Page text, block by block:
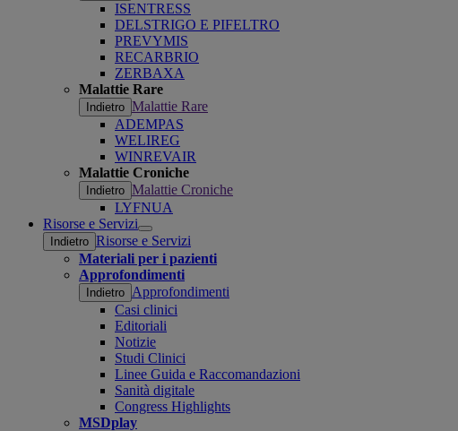
ISENTRESS
DELSTRIGO E PIFELTRO
PREVYMIS
RECARBRIO
ZERBAXA
Malattie Rare
Indietro Malattie Rare
ADEMPAS
WELIREG
WINREVAIR
Malattie Croniche
Indietro Malattie Croniche
LYFNUA
Risorse e Servizi
Open
submenu
Indietro Risorse e Servizi
Materiali per i pazienti
Approfondimenti
Indietro Approfondimenti
Casi clinici
Editoriali
Notizie
Studi Clinici
Linee Guida e Raccomandazioni
Sanità digitale
Congress Highlights
MSDplay